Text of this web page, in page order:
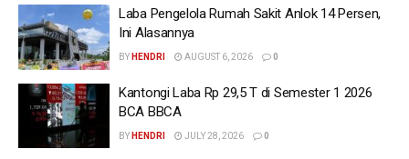
Laba Pengelola Rumah Sakit Anlok 14 Persen,
Ini Alasannya
BY HENDRI AUGUST 6, 2026 0
Kantongi Laba Rp 29,5 T di Semester 1 2026
BCA BBCA
BY HENDRI JULY 28, 2026 0